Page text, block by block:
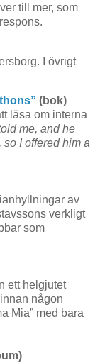
till mer, som
I övrigt
” (bok)
läsa om interna
me, and he
I offered him a
av
verkligt
som
ett helgjutet
någon
Mia” med bara